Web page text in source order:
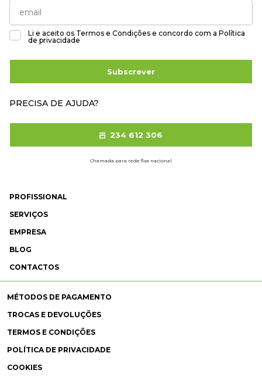
PROFISSIONAL
SERVIÇOS
EMPRESA
BLOG
CONTACTOS
MÉTODOS DE PAGAMENTO
TROCAS E DEVOLUÇÕES
TERMOS E CONDIÇÕES
POLÍTICA DE PRIVACIDADE
COOKIES
Li e aceito os Termos e Condições e concordo com a Política
de privacidade
Subscrever
PRECISA DE AJUDA?
234 612 306
Chamada para rede fixa nacional